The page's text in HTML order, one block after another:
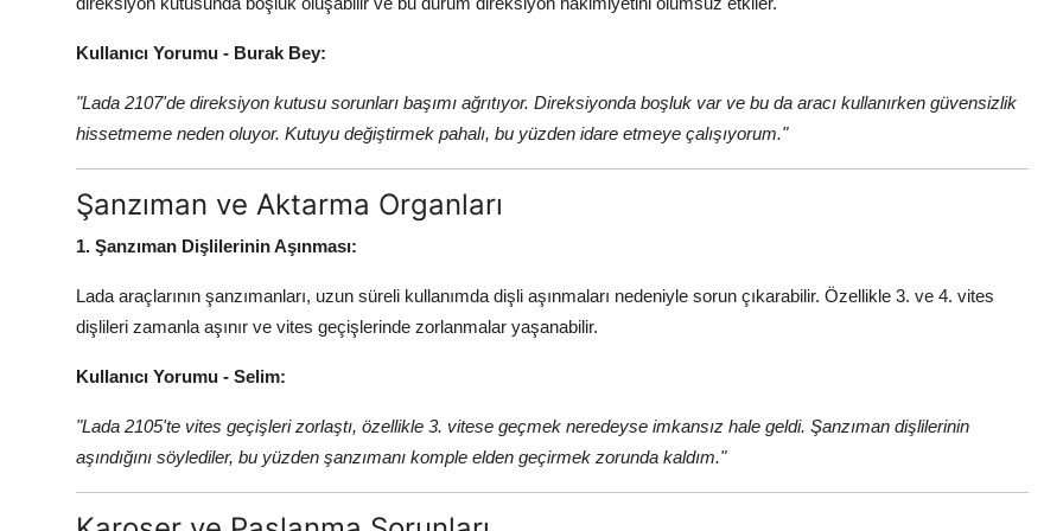
Kullanıcı Yorumu - Burak Bey:
"Lada 2107'de direksiyon kutusu sorunları başımı ağrıtıyor. Direksiyonda boşluk var ve bu da aracı kullanırken güvensizlik
hissetmeme neden oluyor. Kutuyu değiştirmek pahalı, bu yüzden idare etmeye çalışıyorum."
Şanzıman ve Aktarma Organları
1. Şanzıman Dişlilerinin Aşınması:
Lada araçlarının şanzımanları, uzun süreli kullanımda dişli aşınmaları nedeniyle sorun çıkarabilir. Özellikle 3. ve 4. vites
dişlileri zamanla aşınır ve vites geçişlerinde zorlanmalar yaşanabilir.
Kullanıcı Yorumu - Selim:
"Lada 2105'te vites geçişleri zorlaştı, özellikle 3. vitese geçmek neredeyse imkansız hale geldi. Şanzıman dişlilerinin
aşındığını söylediler, bu yüzden şanzımanı komple elden geçirmek zorunda kaldım."